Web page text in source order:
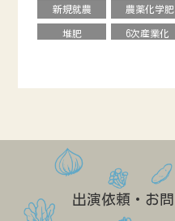
クリ オータム
ソラマメ 水菜
カリフローレ ステ
バナナ アローカナ
養豚
新規就農 農薬化学
堆肥 6次産業化
レストラン
キャリア ネパール
効率化 農政
出演依頼・お